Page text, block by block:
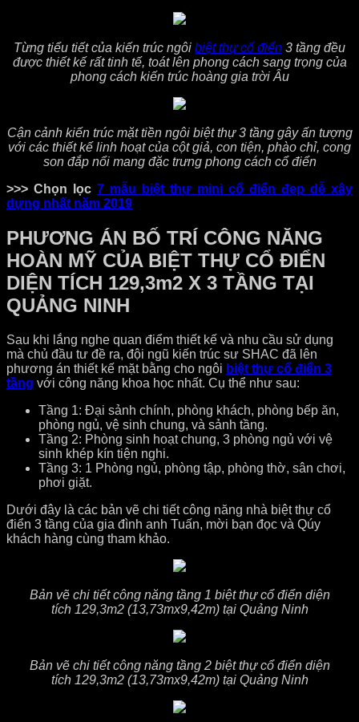
Từng tiểu tiết của kiến trúc ngôi biệt thự cổ điển 3 tầng đều
được thiết kế rất tinh tế, toát lên phong cách sang trọng của
phong cách kiến trúc hoàng gia trời Âu
Cận cảnh kiến trúc mặt tiền ngôi biệt thự 3 tầng gây ấn tượng
với các thiết kế linh hoạt của cột giả, con tiện, phào chỉ, cong
son đắp nổi mang đặc trưng phong cách cổ điển
>>> Chọn lọc 7 mẫu biệt thự mini cổ điển đẹp dễ xây
dựng nhất năm 2019
PHƯƠNG ÁN BỐ TRÍ CÔNG NĂNG
HOÀN MỸ CỦA BIỆT THỰ CỔ ĐIỂN
DIỆN TÍCH 129,3m2 X 3 TẦNG TẠI
QUẢNG NINH
Sau khi lắng nghe quan điểm thiết kế và nhu cầu sử dụng
mà chủ đầu tư đề ra, đội ngũ kiến trúc sư SHAC đã lên
phương án thiết kế mặt bằng cho ngôi biệt thự cổ điển 3
tầng với công năng khoa học nhất. Cụ thể như sau:
Tầng 1: Đại sảnh chính, phòng khách, phòng bếp ăn,
phòng ngủ, vệ sinh chung, và sảnh tầng.
Tầng 2: Phòng sinh hoạt chung, 3 phòng ngủ với vệ
sinh khép kín tiện nghi.
Tầng 3: 1 Phòng ngủ, phòng tập, phòng thờ, sân chơi,
phơi giặt.
Dưới đây là các bản vẽ chi tiết công năng nhà biệt thự cổ
điển 3 tầng của gia đình anh Tuấn, mời bạn đọc và Qúy
khách hàng cùng tham khảo.
Bản vẽ chi tiết công năng tầng 1 biệt thự cổ điển diện
tích 129,3m2 (13,73mx9,42m) tại Quảng Ninh
Bản vẽ chi tiết công năng tầng 2 biệt thự cổ điển diện
tích 129,3m2 (13,73mx9,42m) tại Quảng Ninh